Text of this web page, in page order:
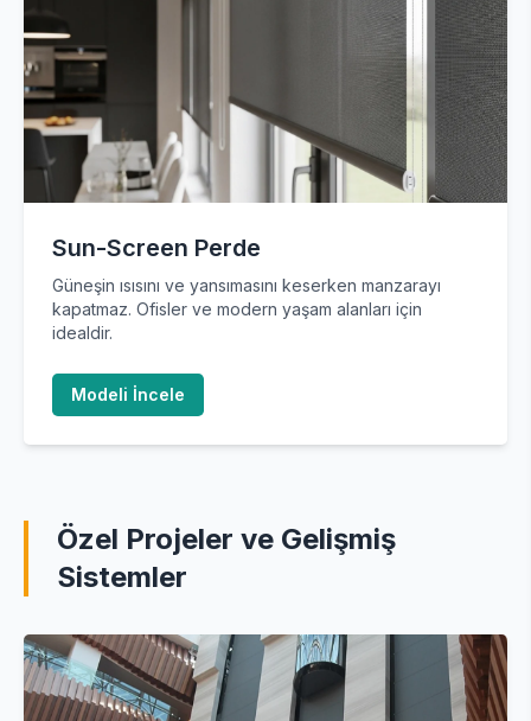
Sun-Screen Perde
Güneşin ısısını ve yansımasını keserken manzarayı
kapatmaz. Ofisler ve modern yaşam alanları için
idealdir.
Modeli İncele
Özel Projeler ve Gelişmiş
Sistemler